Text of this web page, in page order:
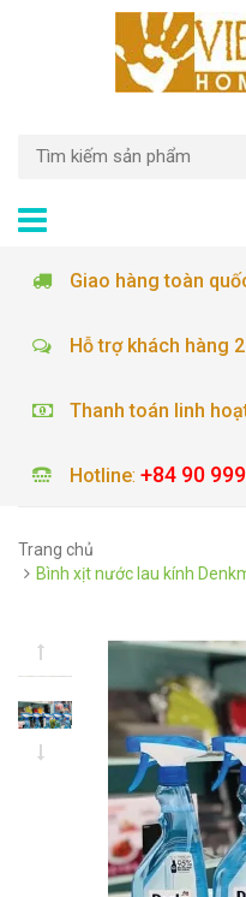
Giao hàng toàn
Hỗ trợ khách hàng
Thanh toán linh
Hotline: +84 90
Trang chủ
Bình xịt nước lau kính